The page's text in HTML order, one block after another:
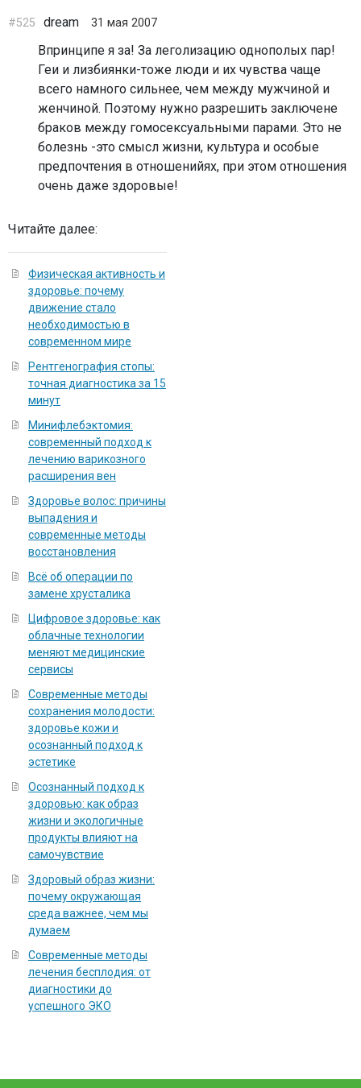
#525 dream 31 мая 2007
Впринципе я за! За леголизацию однополых пар!
Геи и лизбиянки-тоже люди и их чувства чаще
всего намного сильнее, чем между мужчиной и
женчиной. Поэтому нужно разрешить заключене
браков между гомосексуальными парами. Это не
болезнь -это смысл жизни, культура и особые
предпочтения в отношенийях, при этом отношения
очень даже здоровые!
Читайте далее:
Физическая активность и
здоровье: почему
движение стало
необходимостью в
современном мире
Рентгенография стопы:
точная диагностика за 15
минут
Минифлебэктомия:
современный подход к
лечению варикозного
расширения вен
Здоровье волос: причины
выпадения и
современные методы
восстановления
Всё об операции по
замене хрусталика
Цифровое здоровье: как
облачные технологии
меняют медицинские
сервисы
Современные методы
сохранения молодости:
здоровье кожи и
осознанный подход к
эстетике
Осознанный подход к
здоровью: как образ
жизни и экологичные
продукты влияют на
самочувствие
Здоровый образ жизни:
почему окружающая
среда важнее, чем мы
думаем
Современные методы
лечения бесплодия: от
диагностики до
успешного ЭКО